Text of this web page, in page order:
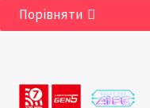
Порівняти